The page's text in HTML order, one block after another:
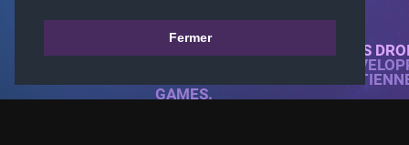
Fermer
© 2018-2026 KTARENA. TOUS
SITE WEB ENTIÈREMENT
TOUTES LES IMAGES
GAMES.